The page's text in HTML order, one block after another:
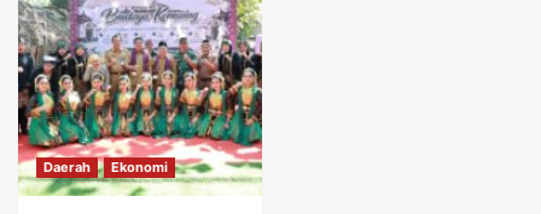
Daerah Ekonomi